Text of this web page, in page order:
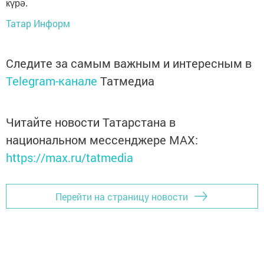
күрә.
Татар Информ
Следите за самым важным и интересным в
Telegram-канале Татмедиа
Читайте новости Татарстана в
национальном мессенджере MАХ:
https://max.ru/tatmedia
Перейти на страницу новости